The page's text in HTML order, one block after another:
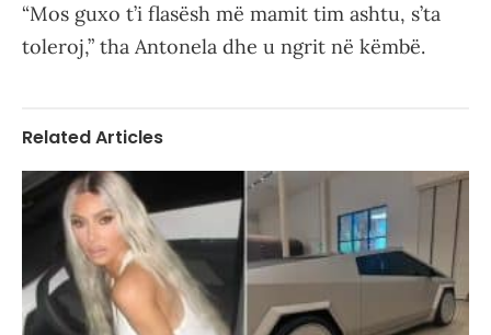
“Mos guxo t’i flasësh më mamit tim ashtu, s’ta
toleroj,” tha Antonela dhe u ngrit në këmbë.
Related Articles